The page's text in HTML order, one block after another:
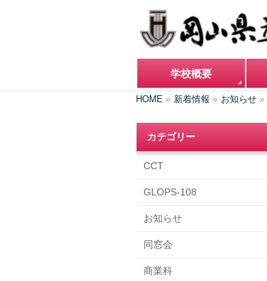
学校概要
HOME » 新着情報 » お知らせ »
カテゴリー
CCT
GLOPS-108
お知らせ
同窓会
商業科